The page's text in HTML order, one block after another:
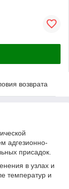
возврата
адгезионно-
присадок.
в узлах и
температур и